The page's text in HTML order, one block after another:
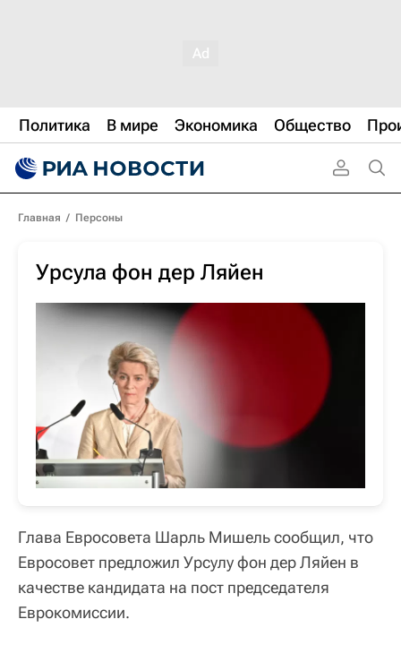
Политика В мире Экономика Общество
Главная / Персоны
Урсула фон дер Ляйен
Глава Евросовета Шарль Мишель сообщил, что
Евросовет предложил Урсулу фон дер Ляйен в
качестве кандидата на пост председателя
Еврокомиссии.